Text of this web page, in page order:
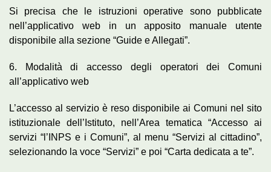
Si precisa che le istruzioni operative sono pubblicate
nell’applicativo web in un apposito manuale utente
disponibile alla sezione “Guide e Allegati”.
6. Modalità di accesso degli operatori dei Comuni
all’applicativo web
L’accesso al servizio è reso disponibile ai Comuni nel sito
istituzionale dell’Istituto, nell’Area tematica “Accesso ai
servizi “l’INPS e i Comuni”, al menu “Servizi al cittadino”,
selezionando la voce “Servizi” e poi “Carta dedicata a te”.